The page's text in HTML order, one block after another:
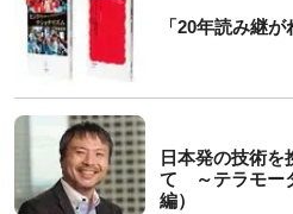
「20年読み継
日本発の技術
て ～テラモー
編）